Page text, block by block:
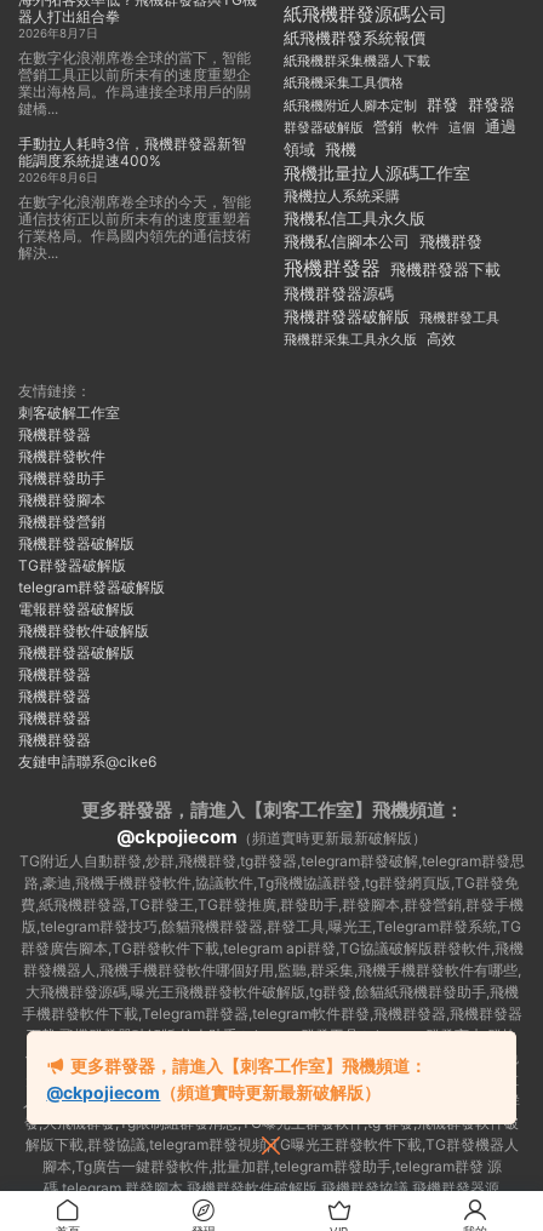
器人打出組合拳
2026年8月7日
在數字化浪潮席卷全球的當下，智能
營銷工具正以前所未有的速度重塑企
業出海格局。作爲連接全球用戶的關
鍵橋...
手動拉人耗時3倍，飛機群發器新智
能調度系統提速400%
2026年8月6日
在數字化浪潮席卷全球的今天，智能
通信技術正以前所未有的速度重塑着
行業格局。作爲國内領先的通信技術
解決...
紙飛機群發源碼公司
紙飛機群發系統報價
紙飛機群采集機器人下載
紙飛機采集工具價格
紙飛機附近人腳本定制
群發 群發器
群發器破解版 營銷 軟件 這個
通過
領域 飛機
飛機批量拉人源碼工作室
飛機拉人系統采購
飛機私信工具永久版
飛機私信腳本公司
飛機群發
飛機群發器 飛機群發器下載
飛機群發器源碼
飛機群發器破解版
飛機群發工具
飛機群采集工具永久版
高效
友情鏈接：
刺客破解工作室
飛機群發器
飛機群發軟件
飛機群發助手
飛機群發腳本
飛機群發營銷
飛機群發器破解版
TG群發器破解版
telegram群發器破解版
電報群發器破解版
飛機群發軟件破解版
飛機群發器破解版
飛機群發器
飛機群發器
飛機群發器
飛機群發器
友鏈申請聯系@cike6
更多群發器，請進入【刺客工作室】 飛機頻道：
@ckpojiecom （頻道實時更新最新破解版）
TG附近人自動群發,炒群,飛機群發,tg群發器,telegram群發破解,telegram群發思
路,豪迪,飛機手機群發軟件,協議軟件,Tg飛機協議群發,tg群發網頁版,TG群發免
費,紙飛機群發器,TG群發王,TG群發推廣,群發助手,群發腳本,群發營銷,群發手機
版,telegram群發技巧,餘貓飛機群發器,群發工具,曝光王,Telegram群發系統,TG
群發廣告腳本,TG群發軟件下載,telegram api群發,TG協議破解版群發軟件,飛機
群發機器人,飛機手機群發軟件哪個好用,監聽,群采集,飛機手機群發軟件有哪些,
大飛機群發源碼,曝光王飛機群發軟件破解版,tg群發,餘貓紙飛機群發助手,飛機
手機群發軟件下載,Telegram群發器,telegram軟件群發,飛機群發器,飛機群發器
下載,飛機群發器破解版,拉人助手,telegram群發工具,telegram 群發言,加群軟
件,Telegram怎麽群發,協議号注冊機,TG機器人群發消息,群發軟件,tg群發器免
費版,私信軟件,tg群發廣告,telegram群發規則,telegram群發,telegram 群發,拉
人軟件,telegram批量群發,群發器破解版,曝光王飛機群發軟件,telegram自動群
發,大飛機群發,Tg限制組群發消息,TG曝光王群發軟件,tg 群發,飛機群發軟件破
解版下載,群發協議,telegram群發視頻,TG曝光王群發軟件下載,TG群發機器人
腳本,Tg廣告一鍵群發軟件,批量加群,telegram群發助手,telegram群發 源
碼,telegram 群發腳本,飛機群發軟件破解版,飛機群發協議,飛機群發器源
碼,telegram 群發工具,如何群發telegram,TG群發器
更多群發器，請進入【刺客工作室】飛機頻道：
@ckpojiecom （頻道實時更新最新破解版）